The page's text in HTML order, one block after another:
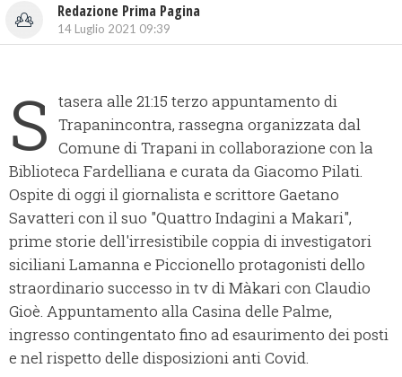
Redazione Prima Pagina
14 Luglio 2021 09:39
S tasera alle 21:15 terzo appuntamento di
Trapanincontra, rassegna organizzata dal
Comune di Trapani in collaborazione con la
Biblioteca Fardelliana e curata da Giacomo Pilati.
Ospite di oggi il giornalista e scrittore Gaetano
Savatteri con il suo "Quattro Indagini a Makari",
prime storie dell'irresistibile coppia di investigatori
siciliani Lamanna e Piccionello protagonisti dello
straordinario successo in tv di Màkari con Claudio
Gioè. Appuntamento alla Casina delle Palme,
ingresso contingentato fino ad esaurimento dei posti
e nel rispetto delle disposizioni anti Covid.